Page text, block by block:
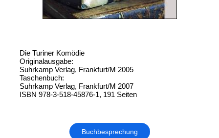
Die Turiner Komödie
Originalausgabe:
Suhrkamp Verlag, Frankfurt/M 2005
Taschenbuch:
Suhrkamp Verlag, Frankfurt/M 2007
ISBN 978-3-518-45876-1, 191 Seiten
Buchbesprechung